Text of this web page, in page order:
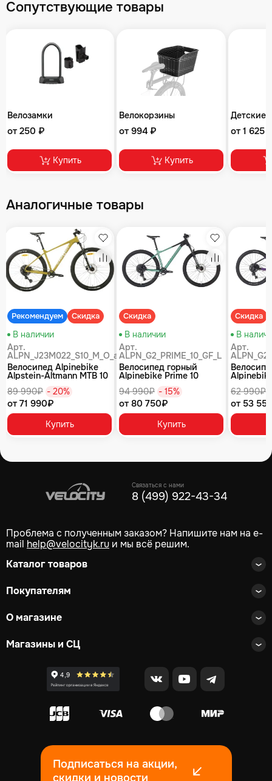
Сопутствующие товары
Велозамки
от 250 ₽
Купить
Велокорзины
от 994 ₽
Купить
Детские
от 1 625
Аналогичные товары
Рекомендуем Скидка
Избранное
Сравнение
В наличии
Арт.
ALPN_J23M022_S10_M_O_air
Велосипед Alpinebike
Alpstein-Altmann MTB 10
89 990₽ - 20%
от 71 990₽
Купить
Скидка
Избранное
Сравнение
В наличии
Арт.
ALPN_G2_PRIME_10_GF_L
Велосипед горный
Alpinebike Prime 10
94 990₽ - 15%
от 80 750₽
Купить
Скидка
В
Арт.
62 990₽
от 53
Связаться с нами
8 (499) 922-43-34
Проблема с полученным заказом? Напишите нам на e-
mail help@velocityk.ru и мы всё решим.
Каталог товаров
Покупателям
О магазине
Магазины и СЦ
Подписаться на акции,
скидки и новости